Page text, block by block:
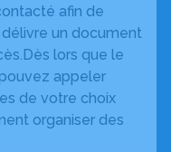
afin de
un document
lors que le
appeler
de votre choix
organiser des